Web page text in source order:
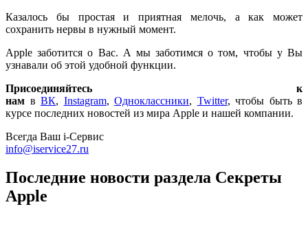
Казалось бы простая и приятная мелочь, а как может
сохранить нервы в нужный момент.
Apple заботится о Вас. А мы заботимся о том, чтобы у Вы
узнавали об этой удобной функции.
Присоединяйтесь к
нам в ВК, Instagram, Одноклассники, Twitter, чтобы быть в
курсе последних новостей из мира Apple и нашей компании.
Всегда Ваш i-Сервис
info@iservice27.ru
Последние новости раздела Секреты
Apple